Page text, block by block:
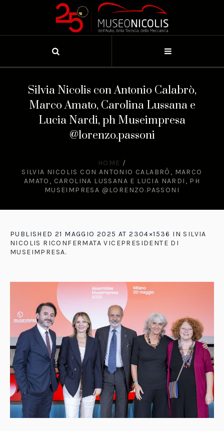
Silvia Nicolis con Antonio Calabrò,
Marco Amato, Carolina Lussana e
Lucia Nardi, ph Museimpresa
@lorenzo.passoni
HOME /
SILVIA NICOLIS CON ANTONIO CALABRÒ, MARCO
AMATO, CAROLINA LUSSANA E LUCIA NARDI, PH
MUSEIMPRESA @LORENZO.PASSONI
PUBLISHED 21 MAGGIO 2025 AT 2304×1536 IN SILVIA
NICOLIS RICONFERMATA VICEPRESIDENTE DI
MUSEIMPRESA.